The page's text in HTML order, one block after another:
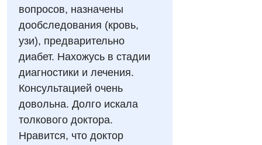
Видео
Маммография
Нейросонография
Рентгенография
УЗИ
Эндоскопическое отделение
Для взрослых
Отдел госпитализации
Отделение интенсивной терапии
Отделение неотложных состояний
Офтальмологическое отделение
Педиатрическое отделение
Декларирование
Национальный скрининг здоровья 40+
Украинский
вопросов, назначены
дообследования (кровь,
узи), предварительно
диабет. Нахожусь в стадии
диагностики и лечения.
Консультацией очень
довольна. Долго искала
толкового доктора.
Нравится, что доктор